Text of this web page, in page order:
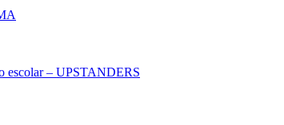
escolar – UPSTANDERS